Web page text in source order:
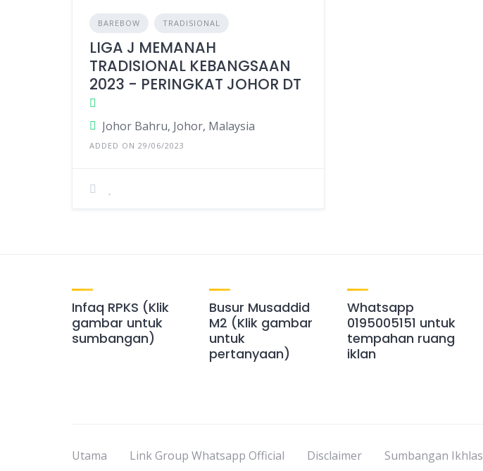
BAREBOW TRADISIONAL
LIGA J MEMANAH
TRADISIONAL KEBANGSAAN
2023 - PERINGKAT JOHOR DT
Johor Bahru, Johor, Malaysia
ADDED ON 29/06/2023
Infaq RPKS (Klik
gambar untuk
sumbangan)
Busur Musaddid
M2 (Klik gambar
untuk
pertanyaan)
Whatsapp
0195005151 untuk
tempahan ruang
iklan
Utama Link Group Whatsapp Official Disclaimer Sumbangan Ikhlas